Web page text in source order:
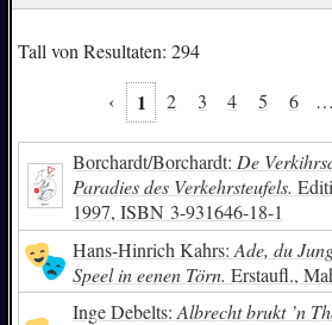
Tall von Resultaten: 294
‹ 1 2 3 4 5 6 …
Borchardt/Borchardt: De
Paradies des Verkehrsteufels.
1997,ISBN 3-931646-18-1
Hans-Hinrich Kahrs: Ade, du
Speel in eenen Törn. Erstaufl.,
Inge Debelts: Albrecht brukt ’n